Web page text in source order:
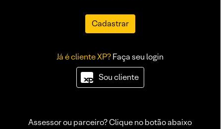
Cadastrar
Já é cliente XP?Faça seu login
Sou cliente
Assessor ou parceiro? Clique no botão abaixo